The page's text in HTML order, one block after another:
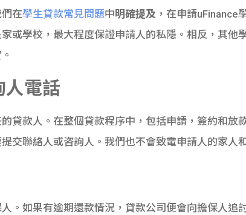
在學生貸款常見問題中明確提及，在申請uFinance
或學校，最大程度保證申請人的私隱。相反，其他
人電話
貸款人。在整個貸款程序中，包括申請，簽約和放
交聯絡人或咨詢人。我們也不會致電申請人的家人
。如果有逾期還款情況，貸款公司便會向擔保人追